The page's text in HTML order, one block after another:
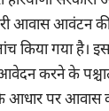
आवास आवंटन की
किया गया है।
करने के पश्चात
पर आवास